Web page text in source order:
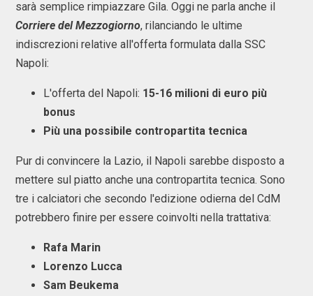
sarà semplice rimpiazzare Gila. Oggi ne parla anche il
Corriere del Mezzogiorno, rilanciando le ultime
indiscrezioni relative all'offerta formulata dalla SSC
Napoli:
L'offerta del Napoli: 15-16 milioni di euro più
bonus
Più una possibile contropartita tecnica
Pur di convincere la Lazio, il Napoli sarebbe disposto a
mettere sul piatto anche una contropartita tecnica. Sono
tre i calciatori che secondo l'edizione odierna del CdM
potrebbero finire per essere coinvolti nella trattativa:
Rafa Marin
Lorenzo Lucca
Sam Beukema